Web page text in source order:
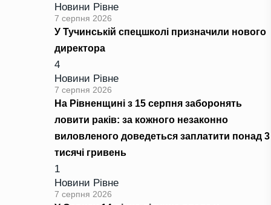
Новини Рівне
7 серпня 2026
У Тучинській спецшколі призначили нового
директора
4
Новини Рівне
7 серпня 2026
На Рівненщині з 15 серпня заборонять
ловити раків: за кожного незаконно
виловленого доведеться заплатити понад 3
тисячі гривень
1
Новини Рівне
7 серпня 2026